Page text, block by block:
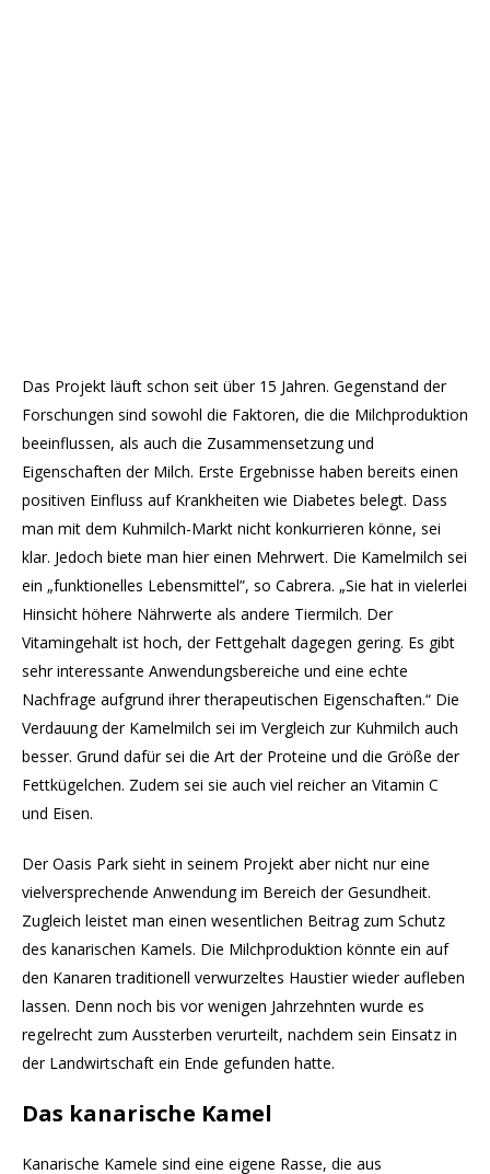
Das Projekt läuft schon seit über 15 Jahren. Gegenstand der
Forschungen sind sowohl die Faktoren, die die Milchproduktion
beeinflussen, als auch die Zusammensetzung und
Eigenschaften der Milch. Erste Ergebnisse haben bereits einen
positiven Einfluss auf Krankheiten wie Diabetes belegt. Dass
man mit dem Kuhmilch-Markt nicht konkurrieren könne, sei
klar. Jedoch biete man hier einen Mehrwert. Die Kamelmilch sei
ein „funktionelles Lebensmittel”, so Cabrera. „Sie hat in vielerlei
Hinsicht höhere Nährwerte als andere Tiermilch. Der
Vitamingehalt ist hoch, der Fettgehalt dagegen gering. Es gibt
sehr interessante Anwendungsbereiche und eine echte
Nachfrage aufgrund ihrer therapeutischen Eigenschaften.“ Die
Verdauung der Kamelmilch sei im Vergleich zur Kuhmilch auch
besser. Grund dafür sei die Art der Proteine und die Größe der
Fettkügelchen. Zudem sei sie auch viel reicher an Vitamin C
und Eisen.
Der Oasis Park sieht in seinem Projekt aber nicht nur eine
vielversprechende Anwendung im Bereich der Gesundheit.
Zugleich leistet man einen wesentlichen Beitrag zum Schutz
des kanarischen Kamels. Die Milchproduktion könnte ein auf
den Kanaren traditionell verwurzeltes Haustier wieder aufleben
lassen. Denn noch bis vor wenigen Jahrzehnten wurde es
regelrecht zum Aussterben verurteilt, nachdem sein Einsatz in
der Landwirtschaft ein Ende gefunden hatte.
Das kanarische Kamel
Kanarische Kamele sind eine eigene Rasse, die aus